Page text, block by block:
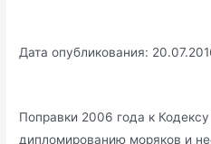
Дата опубликования:
Поправки 2006 года к Кодексу
дипломированию моряков и